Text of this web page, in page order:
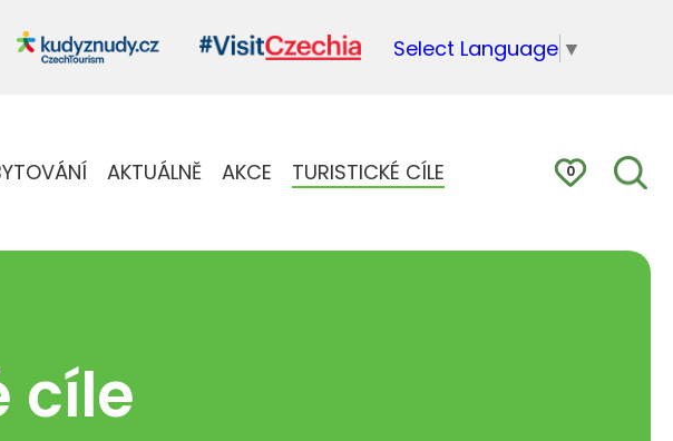
Select Language ▼
AKTUÁLNĚ AKCE TURISTICKÉ CÍLE 0
cíle